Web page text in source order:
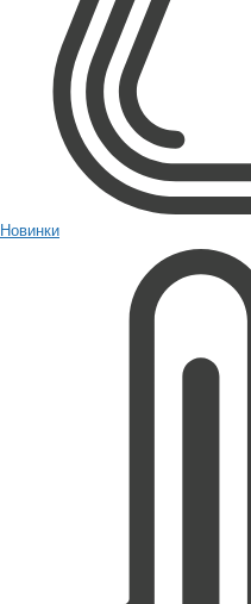
Новинки